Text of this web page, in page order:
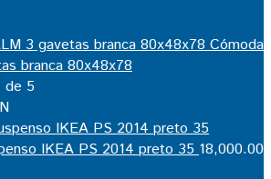
Cómoda
branca 80x48x78
de 5
IKEA PS 2014 preto 35 18,000.00